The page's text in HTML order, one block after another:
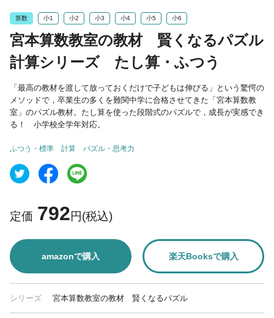
算数 小1 小2 小3 小4 小5 小6
宮本算数教室の教材 賢くなるパズル
計算シリーズ たし算・ふつう
「最高の教材を渡して放っておくだけで子どもは伸びる」という驚愕の
メソッドで，卒業生の多くを難関中学に合格させてきた「宮本算数教
室」のパズル教材。たし算を使った段階式のパズルで，成長が実感でき
る！ 小学校全学年対応。
ふつう・標準 計算 パズル・思考力
定価 792円(税込)
amazonで購入 楽天Booksで購入
シリーズ 宮本算数教室の教材 賢くなるパズル